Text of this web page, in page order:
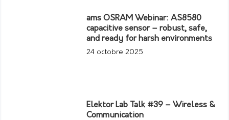
ams OSRAM Webinar: AS8580
capacitive sensor – robust, safe,
and ready for harsh environments
24 octobre 2025
Elektor Lab Talk #39 – Wireless &
Communication